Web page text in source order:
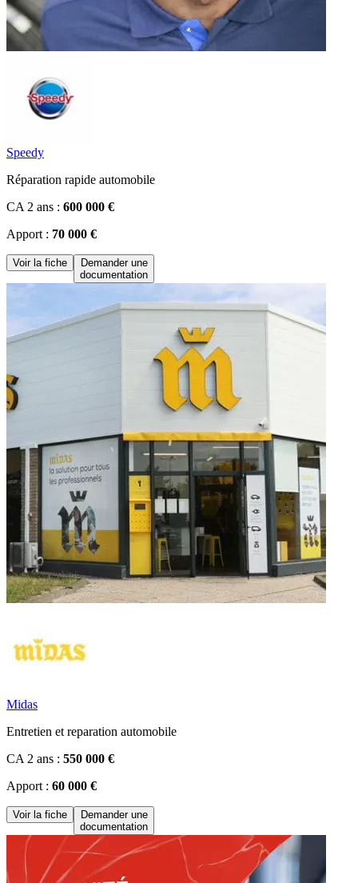
Speedy
Réparation rapide automobile
CA 2 ans : 600 000 €
Apport : 70 000 €
Voir la fiche
Demander une
documentation
Midas
Entretien et reparation automobile
CA 2 ans : 550 000 €
Apport : 60 000 €
Voir la fiche
Demander une
documentation